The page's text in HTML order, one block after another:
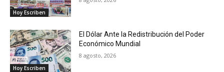
Hoy Escriben
Hoy Escriben
El Dólar Ante la Redistribución del Poder
Económico Mundial
8 agosto, 2026